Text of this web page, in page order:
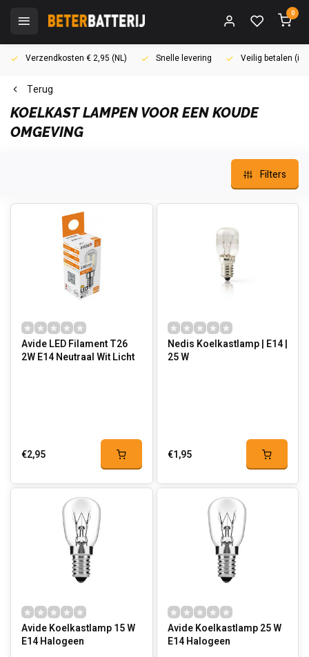
0
Verzendkosten € 2,95 (NL) Snelle levering Veilig betalen
Terug
KOELKAST LAMPEN VOOR EEN KOUDE
OMGEVING
Filters
Avide LED Filament T26
2W E14 Neutraal Wit Licht
€2,95
Nedis Koelkastlamp | E14 |
25 W
€1,95
Avide Koelkastlamp 15 W
E14 Halogeen
Avide Koelkastlamp 25 W
E14 Halogeen